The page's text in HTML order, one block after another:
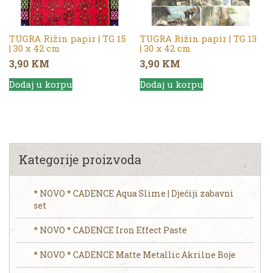
TUGRA Rižin papir | TG 15
| 30 x 42 cm
3,90 KM
Dodaj u korpu
TUGRA Rižin papir | TG 13
| 30 x 42 cm
3,90 KM
Dodaj u korpu
Kategorije proizvoda
* NOVO * CADENCE Aqua Slime | Dječiji zabavni
set
* NOVO * CADENCE Iron Effect Paste
* NOVO * CADENCE Matte Metallic Akrilne Boje